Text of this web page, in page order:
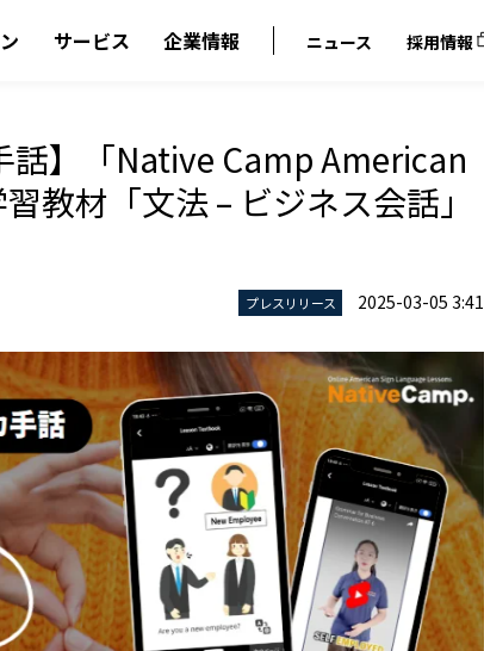
サービス 企業情報 ニュース 採用情報
話】「Native Camp American
教材「文法 – ビジネス会話」
プレスリリース 2025-03-05 3:41